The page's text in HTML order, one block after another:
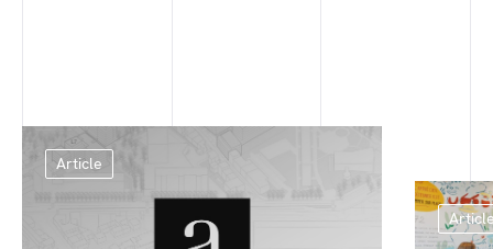
Article